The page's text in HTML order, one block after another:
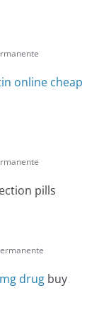
online cheap
pills
drug buy